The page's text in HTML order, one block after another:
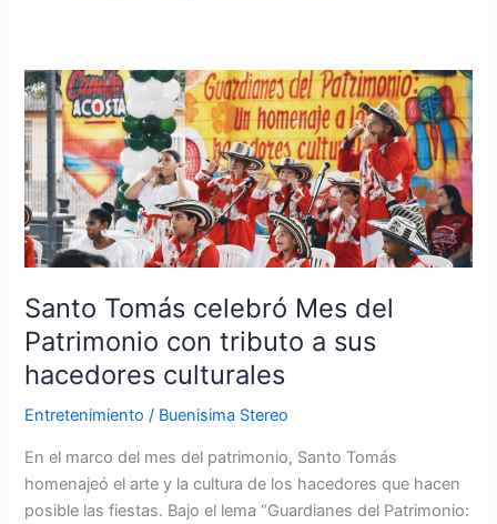
Santo Tomás celebró Mes del
Patrimonio con tributo a sus
hacedores culturales
Entretenimiento / Buenisima Stereo
En el marco del mes del patrimonio, Santo Tomás
homenajeó el arte y la cultura de los hacedores que hacen
posible las fiestas. Bajo el lema “Guardianes del Patrimonio:
Santo
Tomás
celebró
Mes
del
Patrimonio
con
tributo
a
sus
hacedores
culturales